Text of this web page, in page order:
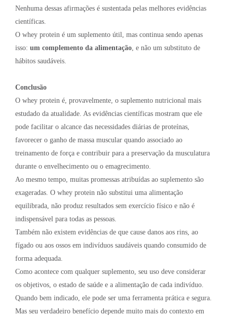
Nenhuma dessas afirmações é sustentada pelas melhores evidências
científicas.
O whey protein é um suplemento útil, mas continua sendo apenas
isso: um complemento da alimentação, e não um substituto de
hábitos saudáveis.
Conclusão
O whey protein é, provavelmente, o suplemento nutricional mais
estudado da atualidade. As evidências científicas mostram que ele
pode facilitar o alcance das necessidades diárias de proteínas,
favorecer o ganho de massa muscular quando associado ao
treinamento de força e contribuir para a preservação da musculatura
durante o envelhecimento ou o emagrecimento.
Ao mesmo tempo, muitas promessas atribuídas ao suplemento são
exageradas. O whey protein não substitui uma alimentação
equilibrada, não produz resultados sem exercício físico e não é
indispensável para todas as pessoas.
Também não existem evidências de que cause danos aos rins, ao
fígado ou aos ossos em indivíduos saudáveis quando consumido de
forma adequada.
Como acontece com qualquer suplemento, seu uso deve considerar
os objetivos, o estado de saúde e a alimentação de cada indivíduo.
Quando bem indicado, ele pode ser uma ferramenta prática e segura.
Mas seu verdadeiro benefício depende muito mais do contexto em